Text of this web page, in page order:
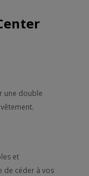
une double
et
de céder à vos